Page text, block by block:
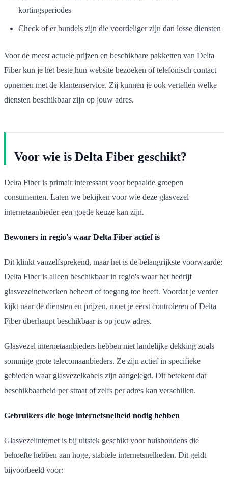
kortingsperiodes
Check of er bundels zijn die voordeliger zijn dan losse diensten
Voor de meest actuele prijzen en beschikbare pakketten van Delta
Fiber kun je het beste hun website bezoeken of telefonisch contact
opnemen met de klantenservice. Zij kunnen je ook vertellen welke
diensten beschikbaar zijn op jouw adres.
Voor wie is Delta Fiber geschikt?
Delta Fiber is primair interessant voor bepaalde groepen
consumenten. Laten we bekijken voor wie deze glasvezel
internetaanbieder een goede keuze kan zijn.
Bewoners in regio's waar Delta Fiber actief is
Dit klinkt vanzelfsprekend, maar het is de belangrijkste voorwaarde:
Delta Fiber is alleen beschikbaar in regio's waar het bedrijf
glasvezelnetwerken beheert of toegang toe heeft. Voordat je verder
kijkt naar de diensten en prijzen, moet je eerst controleren of Delta
Fiber überhaupt beschikbaar is op jouw adres.
Glasvezel internetaanbieders hebben niet landelijke dekking zoals
sommige grote telecomaanbieders. Ze zijn actief in specifieke
gebieden waar glasvezelkabels zijn aangelegd. Dit betekent dat
beschikbaarheid per straat of zelfs per adres kan verschillen.
Gebruikers die hoge internetsnelheid nodig hebben
Glasvezelinternet is bij uitstek geschikt voor huishoudens die
behoefte hebben aan hoge, stabiele internetsnelheden. Dit geldt
bijvoorbeeld voor: